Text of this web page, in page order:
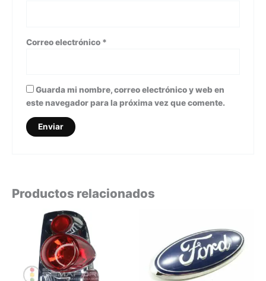
Correo electrónico *
Guarda mi nombre, correo electrónico y web en
este navegador para la próxima vez que comente.
Productos relacionados